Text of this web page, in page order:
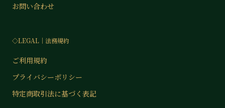
お問い合わせ
◇LEGAL│法務規約
ご利用規約
プライバシーポリシー
特定商取引法に基づく表記